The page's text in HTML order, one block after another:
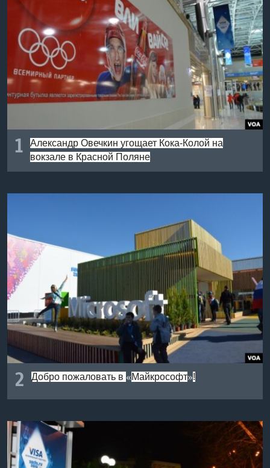
Learning English
СОЦИАЛЬНЫЕ СЕТИ
1
Александр Овечкин угощает Кока-Колой на
вокзале в Красной Поляне
2 Добро пожаловать в «Майкрософт»!